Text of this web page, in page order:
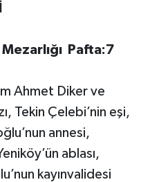
Pafta:7
Ahmet Diker ve
Tekin Çelebi’nin eşi,
annesi,
ablası,
kayınvalidesi